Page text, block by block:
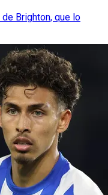
Brighton, que lo